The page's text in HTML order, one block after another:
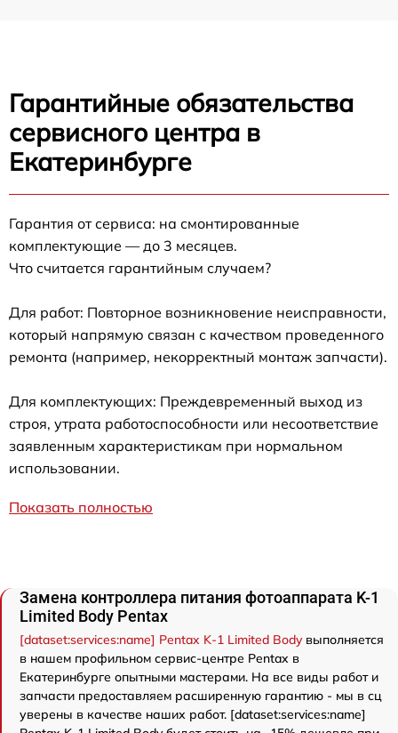
Гарантийные обязательства
сервисного центра в
Екатеринбурге
Гарантия от сервиса: на смонтированные
комплектующие — до 3 месяцев.
Что считается гарантийным случаем?
Для работ: Повторное возникновение неисправности,
который напрямую связан с качеством проведенного
ремонта (например, некорректный монтаж запчасти).
Для комплектующих: Преждевременный выход из
строя, утрата работоспособности или несоответствие
заявленным характеристикам при нормальном
использовании.
Показать полностью
Замена контроллера питания фотоаппарата K-1
Limited Body Pentax
[dataset:services:name] Pentax K-1 Limited Bodyвыполняется
в нашем профильном сервис-центре Pentax в
Екатеринбурге опытными мастерами. На все виды работ и
запчасти предоставляем расширенную гарантию - мы в сц
уверены в качестве наших работ. [dataset:services:name]